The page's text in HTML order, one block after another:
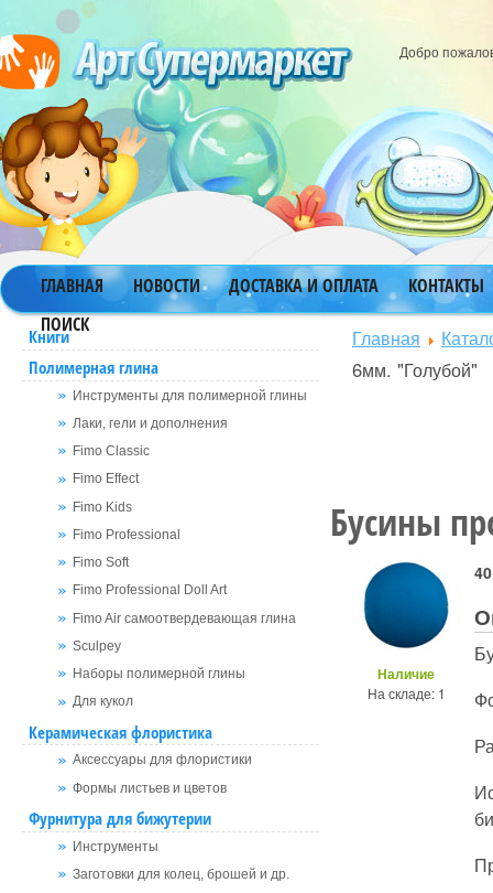
Добро
ГЛАВНАЯ НОВОСТИ ДОСТАВКА И ОПЛАТА
КОНТАКТЫ
ПОИСК
Книги
Полимерная глина
Инструменты для полимерной глины
Лаки, гели и дополнения
Fimo Classic
Fimo Effect
Fimo Kids
Fimo Professional
Fimo Soft
Fimo Professional Doll Art
Fimo Air самоотвердевающая глина
Sculpey
Наборы полимерной глины
Для кукол
Керамическая флористика
Аксессуары для флористики
Формы листьев и цветов
Фурнитура для бижутерии
Инструменты
Заготовки для колец, брошей и др.
Главная
6мм. "Голубой"
Бусины
Наличие
На складе: 1